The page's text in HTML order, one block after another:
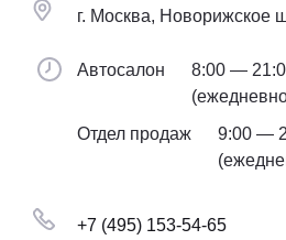
г. Москва, Новорижское
Автосалон
8:00 —
Отдел продаж
9:00 —
+7 (495) 153-54-65